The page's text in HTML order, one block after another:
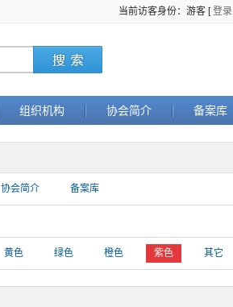
当前访客身份：游客 [登录
组织机构 协会简介 备案库
协会简介 备案库
黄色 绿色 橙色 紫色 其它